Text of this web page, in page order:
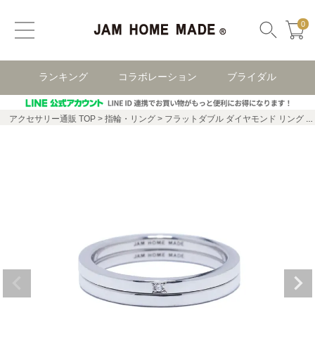
0
ランキング コラボレーション ブライダル
アクセサリー通販 TOP 指輪・リング フラットダブル ダイヤモンド リング -シルバー/指輪